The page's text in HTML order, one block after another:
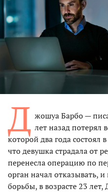
Д жошуа Барбо —
лет назад потерял
которой два года состоял
что девушка страдала от
перенесла операцию по
орган начал отказывать,
борьбы, в возрасте 23